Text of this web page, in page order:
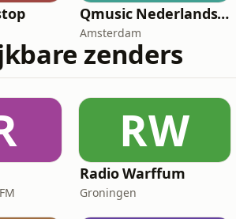
Qmusic Nederlandstalig
Amsterdam
zenders
RW
Radio Warffum
Groningen